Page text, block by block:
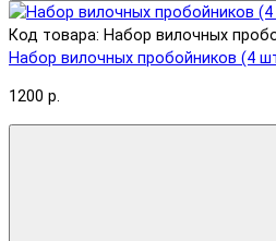
Код товара: Набор вилочных
Набор вилочных пробойников (4
1200 р.